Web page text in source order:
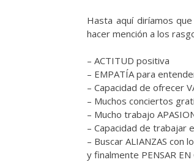
Hasta aquí diríamos
hacer mención a los
– ACTITUD positiva
– EMPATÍA para
– Capacidad de ofrecer
– Muchos conciertos
– Mucho trabajo
– Capacidad de trabajar
– Buscar ALIANZAS
y finalmente PENSAR EN